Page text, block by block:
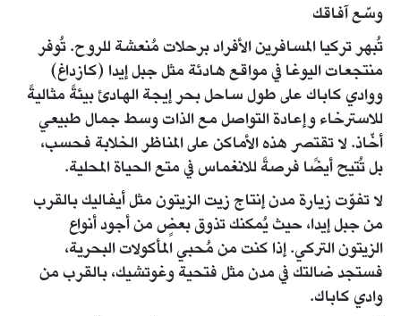
وسّع آفاقك
تُبهر تركيا المسافرين الأفراد برحلات مُنعشة للروح. تُوفر
منتجعات اليوغا في مواقع هادئة مثل جبل إيدا (كازداغ)
ووادي كاباك على طول ساحل بحر إيجة الهادئ بيئةً مثاليةً
للاسترخاء وإعادة التواصل مع الذات وسط جمال طبيعي
أخّاذ. لا تقتصر هذه الأماكن على المناظر الخلابة فحسب،
بل تُتيح أيضًا فرصةً للانغماس في متع الحياة المحلية.
لا تفوّت زيارة مدن إنتاج زيت الزيتون مثل أيفاليك بالقرب
من جبل إيدا، حيث يُمكنك تذوق بعضٍ من أجود أنواع
الزيتون التركي. إذا كنت من مُحبي المأكولات البحرية،
فستجد ضالتك في مدن مثل فتحية وغوتشيك، بالقرب من
وادي كاباك.